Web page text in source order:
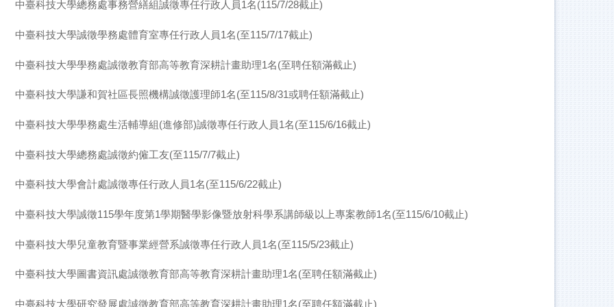
中臺科技大學總務處事務營繕組誠徵專任行政人員1名(115/7/28截止)
中臺科技大學誠徵學務處體育室專任行政人員1名(至115/7/17截止)
中臺科技大學學務處誠徵教育部高等教育深耕計畫助理1名(至聘任額滿截止)
中臺科技大學謙和賀社區長照機構誠徵護理師1名(至115/8/31或聘任額滿截止)
中臺科技大學學務處生活輔導組(進修部)誠徵專任行政人員1名(至115/6/16截止)
中臺科技大學總務處誠徵約僱工友(至115/7/7截止)
中臺科技大學會計處誠徵專任行政人員1名(至115/6/22截止)
中臺科技大學誠徵115學年度第1學期醫學影像暨放射科學系講師級以上專案教師1名(至115/6/10截止)
中臺科技大學兒童教育暨事業經營系誠徵專任行政人員1名(至115/5/23截止)
中臺科技大學圖書資訊處誠徵教育部高等教育深耕計畫助理1名(至聘任額滿截止)
中臺科技大學研究發展處誠徵教育部高等教育深耕計畫助理1名(至聘任額滿截止)